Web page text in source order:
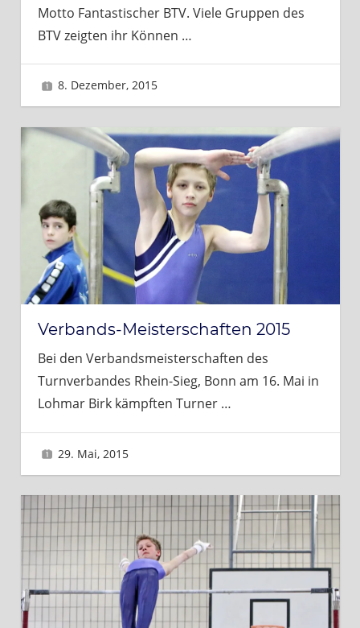
Motto Fantastischer BTV. Viele Gruppen des
BTV zeigten ihr Können …
8. Dezember, 2015
Verbands-Meisterschaften 2015
Bei den Verbandsmeisterschaften des
Turnverbandes Rhein-Sieg, Bonn am 16. Mai in
Lohmar Birk kämpften Turner …
29. Mai, 2015